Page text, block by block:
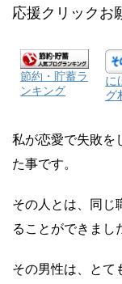
応援クリックお
節約・貯蓄ラ
ンキング
に
グ
私が恋愛で失敗を
た事です。
その人とは、同じ
ることができまし
その男性は、とて